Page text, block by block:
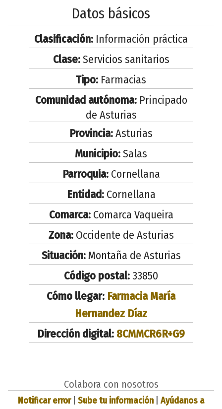
Datos básicos
Clasificación: Información práctica
Clase:Servicios sanitarios
Tipo: Farmacias
Comunidad autónoma:Principado
de Asturias
Provincia:Asturias
Municipio:Salas
Parroquia:Cornellana
Entidad:Cornellana
Comarca:Comarca Vaqueira
Zona:Occidente de Asturias
Situación:Montaña de Asturias
Código postal: 33850
Cómo llegar: Farmacia María
Hernandez Díaz
Dirección digital: 8CMMCR6R+G9
Colabora con nosotros
Notificar error| Sube tu información| Ayúdanos a